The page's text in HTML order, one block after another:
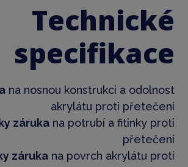
Technické
specifikace
na nosnou konstrukci a odolnost
akrylátu proti přetečení
zárukana potrubí a fitinky proti
přetečení
zárukana povrch akrylátu proti